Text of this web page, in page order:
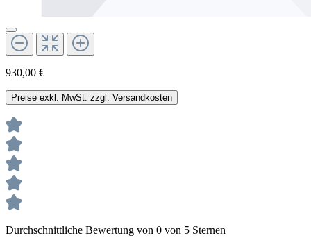
930,00 €
Preise exkl. MwSt. zzgl. Versandkosten
Durchschnittliche Bewertung von 0 von 5 Sternen